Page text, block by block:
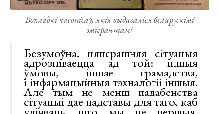
Вокладкі часопісаў, якія выдаваліся беларускімі
эмігрантамі
Безумоўна, цяперашняя сітуацыя
адрозніваецца ад той: іншыя
ўмовы, іншае грамадства,
і інфармацыйныя тэхналогіі іншыя.
Але тым не менш падабенства
сітуацыі дае падставы для таго, каб